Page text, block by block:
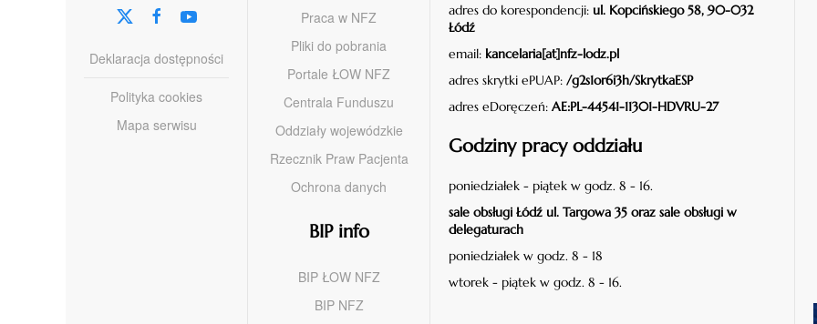
Deklaracja dostępności
Polityka cookies
Mapa serwisu
Praca w NFZ
Pliki do pobrania
Portale ŁOW NFZ
Centrala Funduszu
Oddziały wojewódzkie
Rzecznik Praw Pacjenta
Ochrona danych
BIP info
BIP ŁOW NFZ
BIP NFZ
adres do korespondencji: ul. Kopcińskiego 58, 90-032
Łódź
email: kancelaria[at]nfz-lodz.pl
adres skrytki ePUAP: /g2s1or6i3h/SkrytkaESP
adres eDoręczeń: AE:PL-44541-11301-HDVRU-27
Godziny pracy oddziału
poniedziałek - piątek w godz. 8 - 16.
sale obsługi Łódź ul. Targowa 35 oraz sale obsługi w
delegaturach
poniedziałek w godz. 8 - 18
wtorek - piątek w godz. 8 - 16.